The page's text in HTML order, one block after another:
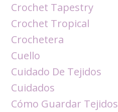
Crochet Tapestry
Crochet Tropical
Crochetera
Cuello
Cuidado De Tejidos
Cuidados
Cómo Guardar Tejidos